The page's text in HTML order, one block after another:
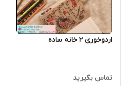
اردوخوری 2 خانه ساده
تماس بگیرید